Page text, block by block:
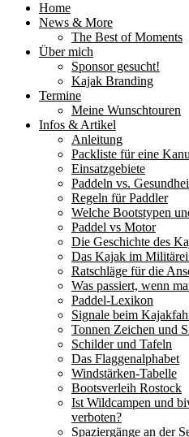
Home
News & More
The Best of Moments
Über mich
Sponsor gesucht!
Kajak Branding
Termine
Meine Wunschtouren
Infos & Artikel
Anleitung
Packliste für eine
Einsatzgebiete
Paddeln vs.
Regeln für Paddler
Welche Bootstypen
Paddel vs Motor
Die Geschichte des
Das Kajak im
Ratschläge für die
Was passiert, wenn
Paddel-Lexikon
Signale beim
Tonnen Zeichen und
Schilder und Tafeln
Das Flaggenalphabet
Windstärken-Tabelle
Bootsverleih Rostock
Ist Wildcampen und
verboten?
Spaziergänge an der